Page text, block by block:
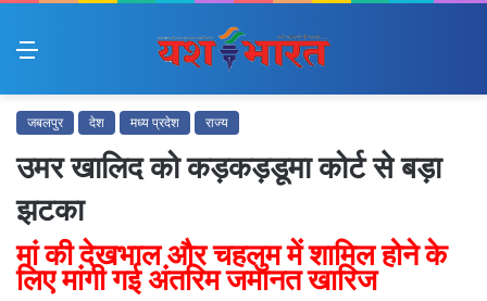
Menu
जबलपुर देश मध्य प्रदेश राज्य
उमर खालिद को कड़कड़डूमा कोर्ट से बड़ा
झटका
मां की देखभाल और चहलुम में शामिल होने के
लिए मांगी गई अंतरिम जमानत खारिज